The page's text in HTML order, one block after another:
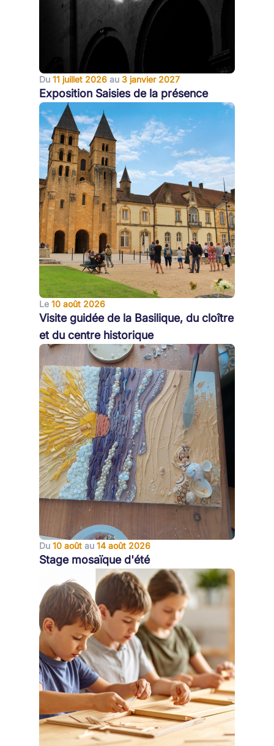
Du 11 juillet 2026 au 3 janvier 2027
Exposition Saisies de la présence
Le 10 août 2026
Visite guidée de la Basilique, du cloître
et du centre historique
Du 10 août au 14 août 2026
Stage mosaïque d'été